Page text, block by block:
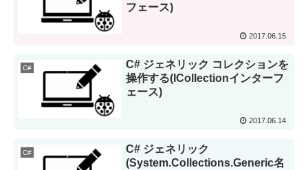
フェース)
2017.06.15
C#
C# ジェネリック コレクションを
操作する(ICollectionインターフ
ェース)
2017.06.14
C#
C# ジェネリック
(System.Collections.Generic名